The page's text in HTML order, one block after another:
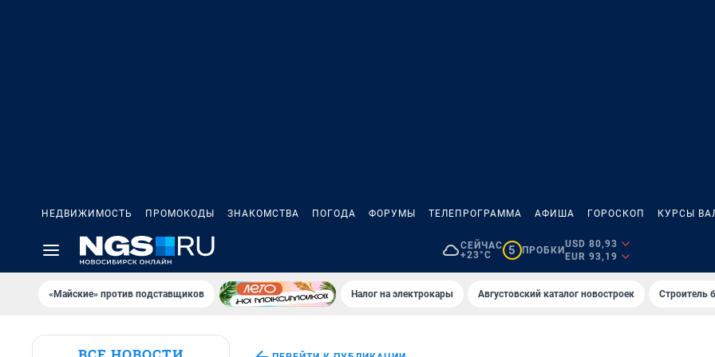
НЕДВИЖИМОСТЬ ПРОМОКОДЫ ЗНАКОМСТВА ПОГОДА ФОРУМЫ ТЕЛЕПРОГРАММА АФИША ГОРОСКОП КУРСЫ
СЕЙЧАС
+23°C
5 ПРОБКИ
USD 80,93
EUR 93,19
«Майские» против подставщиков Налог на электрокары Августовский каталог новостроек Строитель